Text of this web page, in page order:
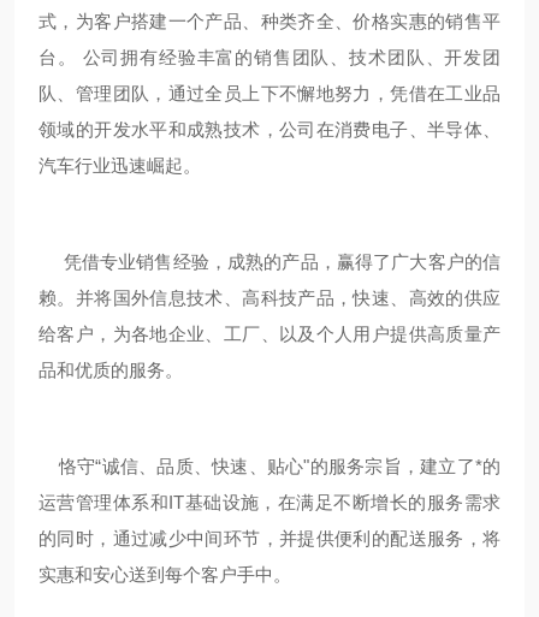
式，为客户搭建一个产品、种类齐全、价格实惠的销售平
台。 公司拥有经验丰富的销售团队、技术团队、开发团
队、管理团队，通过全员上下不懈地努力，凭借在工业品
领域的开发水平和成熟技术，公司在消费电子、半导体、
汽车行业迅速崛起。
凭借专业销售经验，成熟的产品，赢得了广大客户的信
赖。并将国外信息技术、高科技产品，快速、高效的供应
给客户，为各地企业、工厂、以及个人用户提供高质量产
品和优质的服务。
恪守“诚信、品质、快速、贴心"的服务宗旨，建立了*的
运营管理体系和IT基础设施，在满足不断增长的服务需求
的同时，通过减少中间环节，并提供便利的配送服务，将
实惠和安心送到每个客户手中。